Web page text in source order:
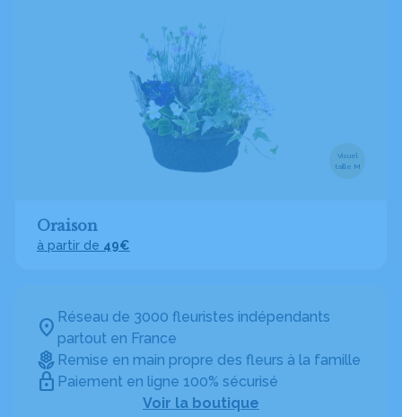
Réseau de 3000 fleuristes indépendants
partout en France
Remise en main propre des fleurs à la famille
Paiement en ligne 100% sécurisé
Voir la boutique
Visuel
taille M
Oraison
à partir de 49€